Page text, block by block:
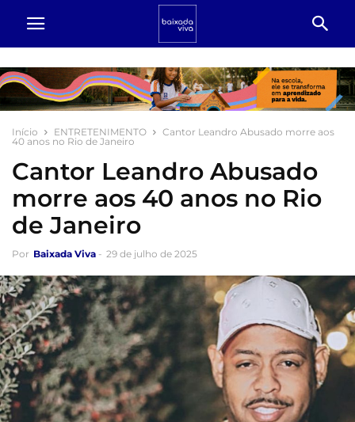
Início ENTRETENIMENTO
Cantor Leandro Abusado morre aos
40 anos no Rio de Janeiro
Cantor Leandro Abusado
morre aos 40 anos no Rio
de Janeiro
Por Baixada Viva - 29 de julho de 2025